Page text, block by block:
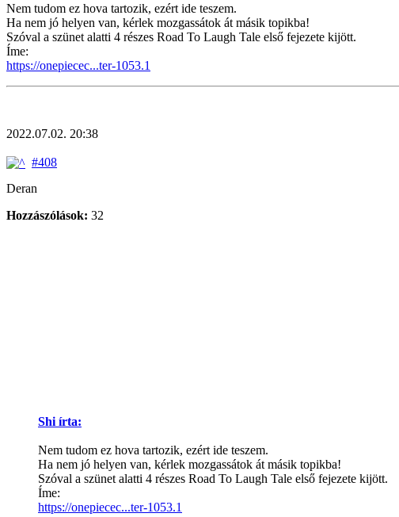
Nem tudom ez hova tartozik, ezért ide teszem.
Ha nem jó helyen van, kérlek mozgassátok át másik topikba!
Szóval a szünet alatti 4 részes Road To Laugh Tale első fejezete kijött.
Íme:
https://onepiecec...ter-1053.1
2022.07.02. 20:38
#408
Deran
Hozzászólások: 32
Shi írta:
Nem tudom ez hova tartozik, ezért ide teszem.
Ha nem jó helyen van, kérlek mozgassátok át másik topikba!
Szóval a szünet alatti 4 részes Road To Laugh Tale első fejezete kijött.
Íme:
https://onepiecec...ter-1053.1